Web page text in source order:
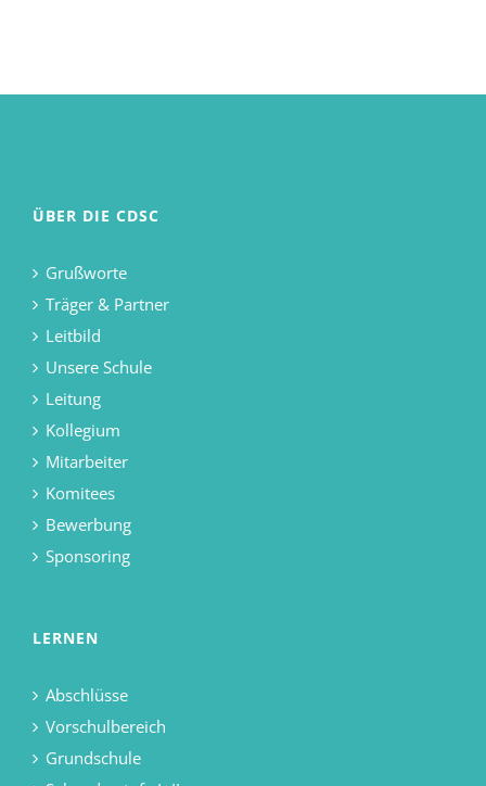
ÜBER DIE CDSC
Grußworte
Träger & Partner
Leitbild
Unsere Schule
Leitung
Kollegium
Mitarbeiter
Komitees
Bewerbung
Sponsoring
LERNEN
Abschlüsse
Vorschulbereich
Grundschule